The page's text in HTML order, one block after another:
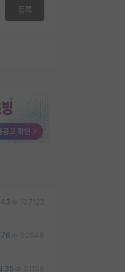
등록
43 107122
76 60948
35 51159